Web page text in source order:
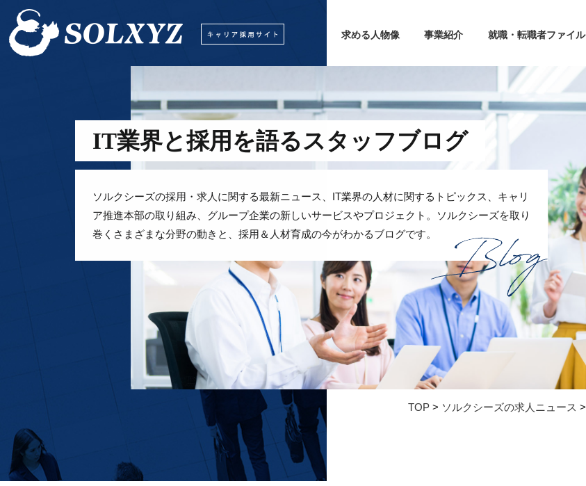
求める人物像 事業紹介 就職・転職者ファイル
IT業界と採用を語るスタッフブログ
ソルクシーズの採用・求人に関する最新ニュース、IT業界の人材に関するトピックス、キャリ
ア推進本部の取り組み、グループ企業の新しいサービスやプロジェクト。ソルクシーズを取り
巻くさまざまな分野の動きと、採用＆人材育成の今がわかるブログです。
TOP> ソルクシーズの求人ニュース >